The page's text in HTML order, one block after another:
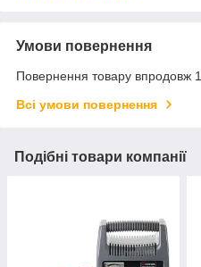
Умови повернення
Повернення товару впродовж
Всі умови повернення
Подібні товари компанії